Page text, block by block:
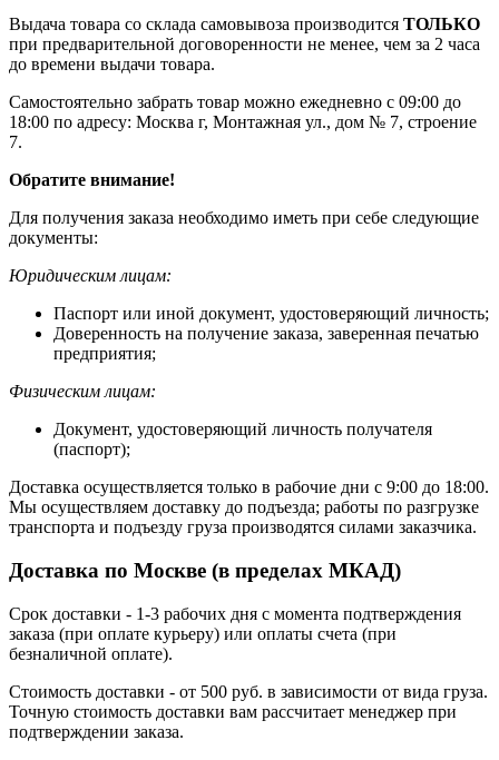
Выдача товара со склада самовывоза производится ТОЛЬКО
при предварительной договоренности не менее, чем за 2 часа
до времени выдачи товара.
Самостоятельно забрать товар можно ежедневно с 09:00 до
18:00 по адресу: Москва г, Монтажная ул., дом № 7, строение
7.
Обратите внимание!
Для получения заказа необходимо иметь при себе следующие
документы:
Юридическим лицам:
Паспорт или иной документ, удостоверяющий личность;
Доверенность на получение заказа, заверенная печатью
предприятия;
Физическим лицам:
Документ, удостоверяющий личность получателя
(паспорт);
Доставка осуществляется только в рабочие дни с 9:00 до 18:00.
Мы осуществляем доставку до подъезда; работы по разгрузке
транспорта и подъезду груза производятся силами заказчика.
Доставка по Москве (в пределах МКАД)
Срок доставки - 1-3 рабочих дня с момента подтверждения
заказа (при оплате курьеру) или оплаты счета (при
безналичной оплате).
Стоимость доставки - от 500 руб. в зависимости от вида груза.
Точную стоимость доставки вам рассчитает менеджер при
подтверждении заказа.